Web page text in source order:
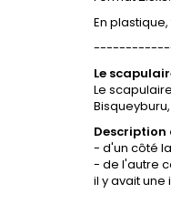
En
Le
Le
- d'un côté
- de l'autre
il y avait